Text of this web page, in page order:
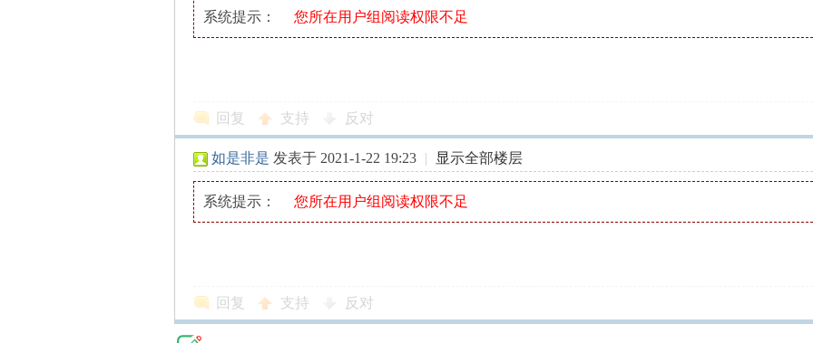
系统提示： 您所在用户组阅读权限不足
回复 支持 反对
如是非是 发表于 2021-1-22 19:23 | 显示全部楼层
系统提示： 您所在用户组阅读权限不足
回复 支持 反对